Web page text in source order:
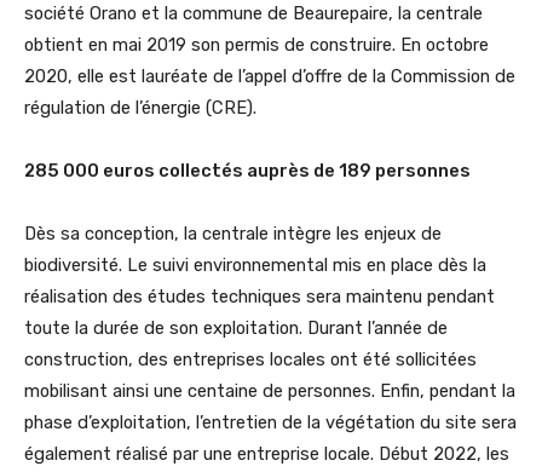
société Orano et la commune de Beaurepaire, la centrale
obtient en mai 2019 son permis de construire. En octobre
2020, elle est lauréate de l’appel d’offre de la Commission de
régulation de l’énergie (CRE).
285 000 euros collectés auprès de 189 personnes
Dès sa conception, la centrale intègre les enjeux de
biodiversité. Le suivi environnemental mis en place dès la
réalisation des études techniques sera maintenu pendant
toute la durée de son exploitation. Durant l’année de
construction, des entreprises locales ont été sollicitées
mobilisant ainsi une centaine de personnes. Enfin, pendant la
phase d’exploitation, l’entretien de la végétation du site sera
également réalisé par une entreprise locale. Début 2022, les